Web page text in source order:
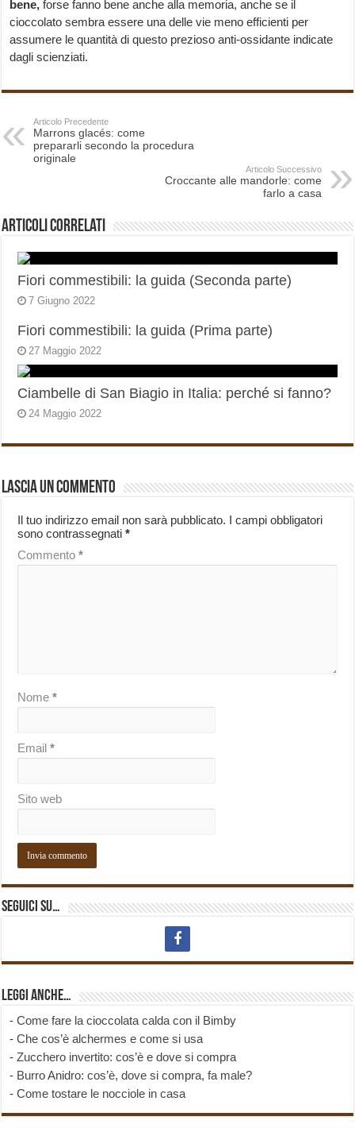
bene,forse fanno bene anche alla memoria, anche se il
cioccolato sembra essere una delle vie meno efficienti per
assumere le quantità di questo prezioso anti-ossidante indicate
dagli scienziati.
Articolo Precedente
Marrons glacés: come
prepararli secondo la procedura
originale
Articolo Successivo
Croccante alle mandorle: come
farlo a casa
Articoli correlati
Fiori commestibili: la guida (Seconda parte)
7 Giugno 2022
Fiori commestibili: la guida (Prima parte)
27 Maggio 2022
Ciambelle di San Biagio in Italia: perché si fanno?
24 Maggio 2022
Lascia un commento
Il tuo indirizzo email non sarà pubblicato. I campi obbligatori
sono contrassegnati*
Commento*
Nome*
Email*
Sito web
Seguici su…
Leggi anche…
-Come fare la cioccolata calda con il Bimby
-Che cos’è alchermes e come si usa
-Zucchero invertito: cos’è e dove si compra
- Burro Anidro: cos’è, dove si compra, fa male?
-Come tostare le nocciole in casa